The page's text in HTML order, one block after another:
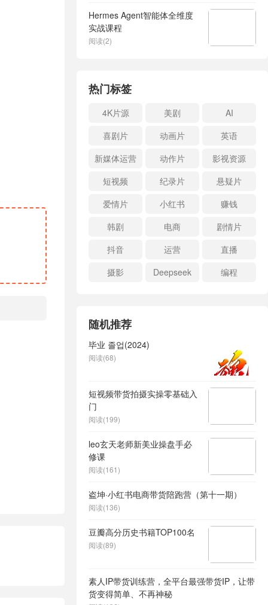
Hermes Agent智能体全维度
实战课程
阅读(2)
热门标签
4K片源 美剧
AI
喜剧片
动画片
英语
新媒体运营
动作片
影视资源
短视频
纪录片
悬疑片
爱情片
小红书
赚钱
韩剧
电商
剧情片
抖音
运营
直播
摄影
Deepseek 编程
随机推荐
毕业 졸업(2024)
阅读(68)
短视频带货拍摄实操零基础入
门
阅读(199)
leo玄天老师新美业操盘手必
修课
阅读(161)
盗坤·小红书电商带货陪跑营（第十一期）
阅读(136)
豆瓣高分历史书籍TOP100名
阅读(89)
素人IP带货训练营，全平台最强带货IP，让带
货变得简单、不再神秘